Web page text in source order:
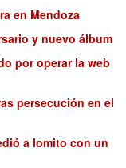
en Mendoza
y nuevo álbum
por operar la web
persecución en el
a lomito con un